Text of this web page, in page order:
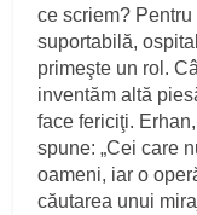
ce scriem?
suportabilă,
primeşte un rol.
inventăm altă
face fericiţi.
spune: „Cei care
oameni, iar o
căutarea unui